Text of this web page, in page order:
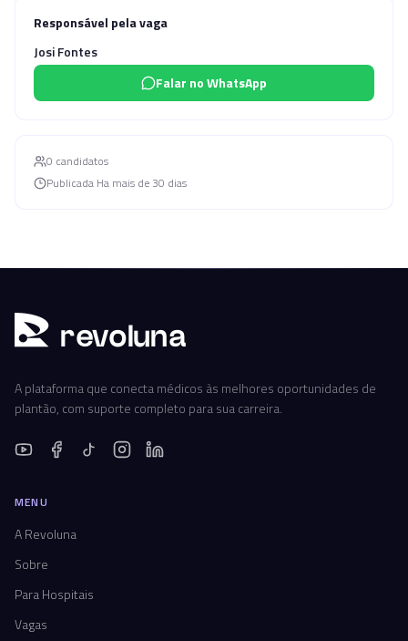
Responsável pela vaga
Josi Fontes
Falar no WhatsApp
0 candidatos
Publicada Ha mais de 30 dias
revoluna
A plataforma que conecta médicos às melhores oportunidades de
plantão, com suporte completo para sua carreira.
MENU
A Revoluna
Sobre
Para Hospitais
Vagas